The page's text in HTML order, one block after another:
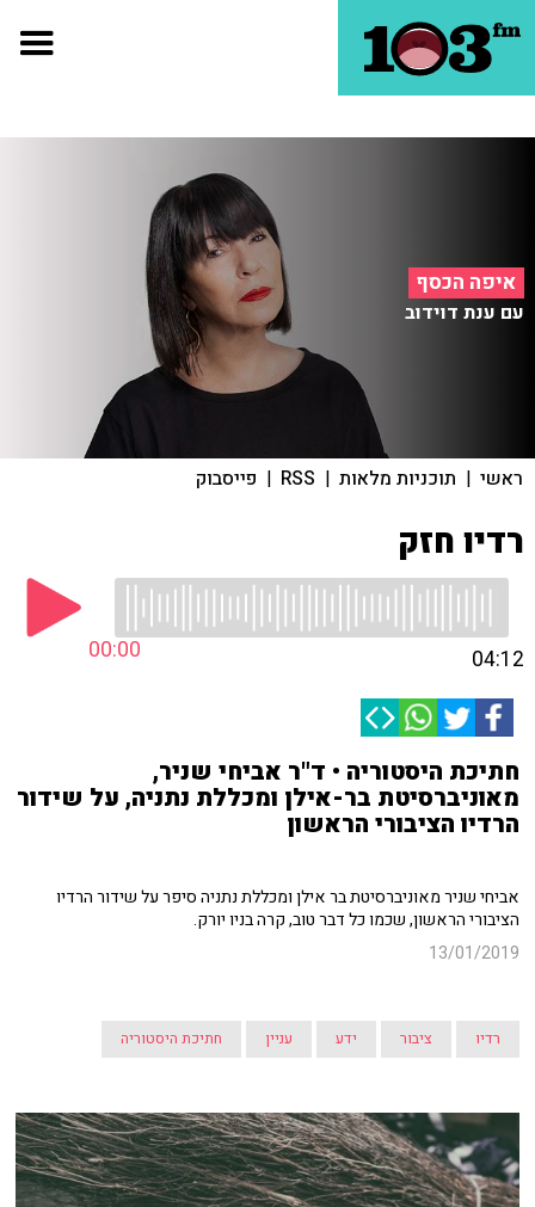
איפה הכסף
עם ענת דוידוב
ראשי | תוכניות מלאות |
RSS
| פייסבוק
רדיו חזק
00:00 04:12
חתיכת היסטוריה • ד"ר אביחי שניר,
מאוניברסיטת בר-אילן ומכללת נתניה, על שידור
הרדיו הציבורי הראשון
אביחי שניר מאוניברסיטת בר אילן ומכללת נתניה סיפר על שידור הרדיו
הציבורי הראשון, שכמו כל דבר טוב, קרה בניו יורק.
13/01/2019
רדיו ציבור ידע עניין חתיכת היסטוריה